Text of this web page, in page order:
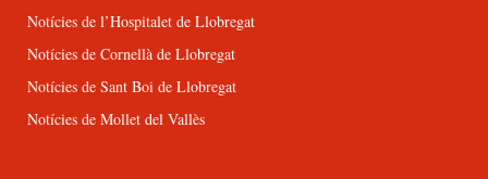
Notícies de l’Hospitalet de Llobregat
Notícies de Cornellà de Llobregat
Notícies de Sant Boi de Llobregat
Notícies de Mollet del Vallès